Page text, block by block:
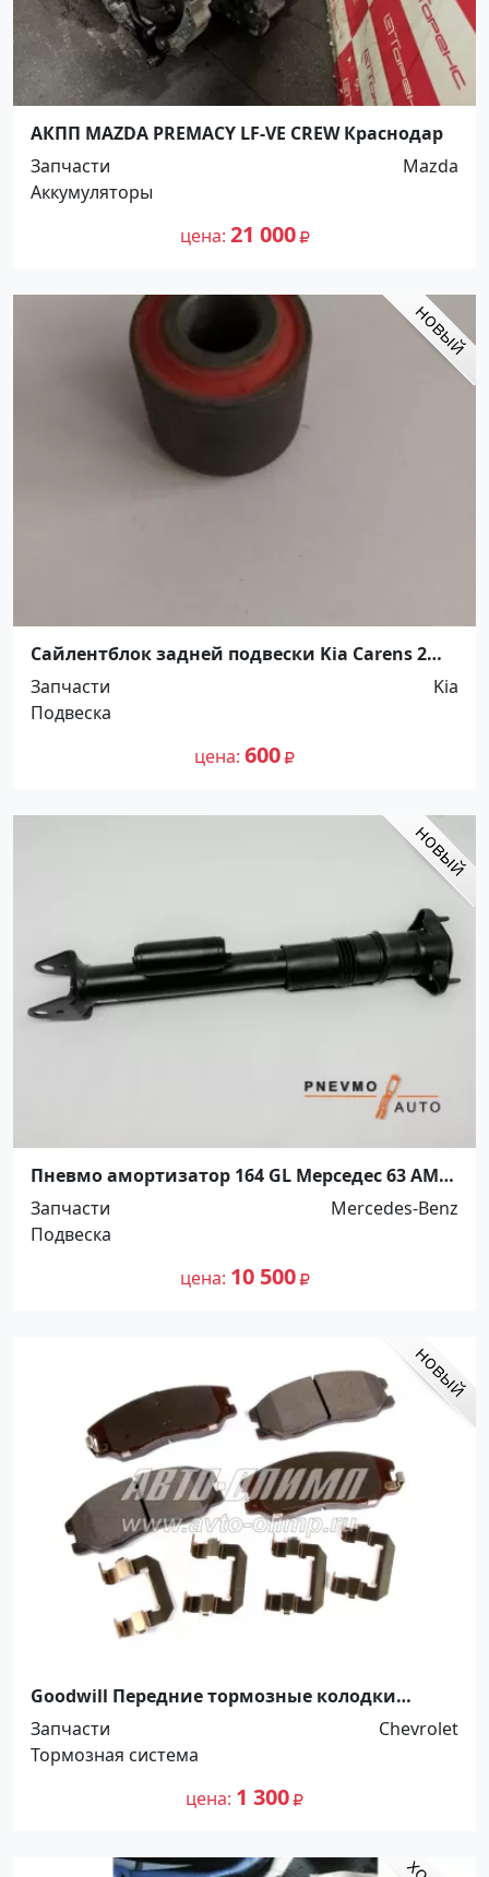
АКПП MAZDA PREMACY LF-VE CREW Краснодар
Запчасти
Mazda
Аккумуляторы
цена 21 000
Сайлентблок задней подвески Kia Carens 2
развальный Краснодар
Запчасти
Kia
Подвеска
цена 600
Пневмо амортизатор 164 GL Мерседес 63 AMG
задний Краснодар
Запчасти
Mercedes-Benz
Подвеска
цена 10 500
Goodwill Передние тормозные колодки
CHEVROLET. OPEL Краснодар
Запчасти
Chevrolet
Тормозная система
цена 1 300